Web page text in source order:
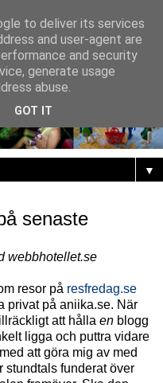
▼
senaste
webbhotellet.se
resor på resfredag.se
privat på aniika.se. När
att hålla en blogg
ligga och puttra vidare
att göra mig av med
stundtals funderat över
to deliver its services
and user-agent are
and security
generate usage
abuse.
GOT IT